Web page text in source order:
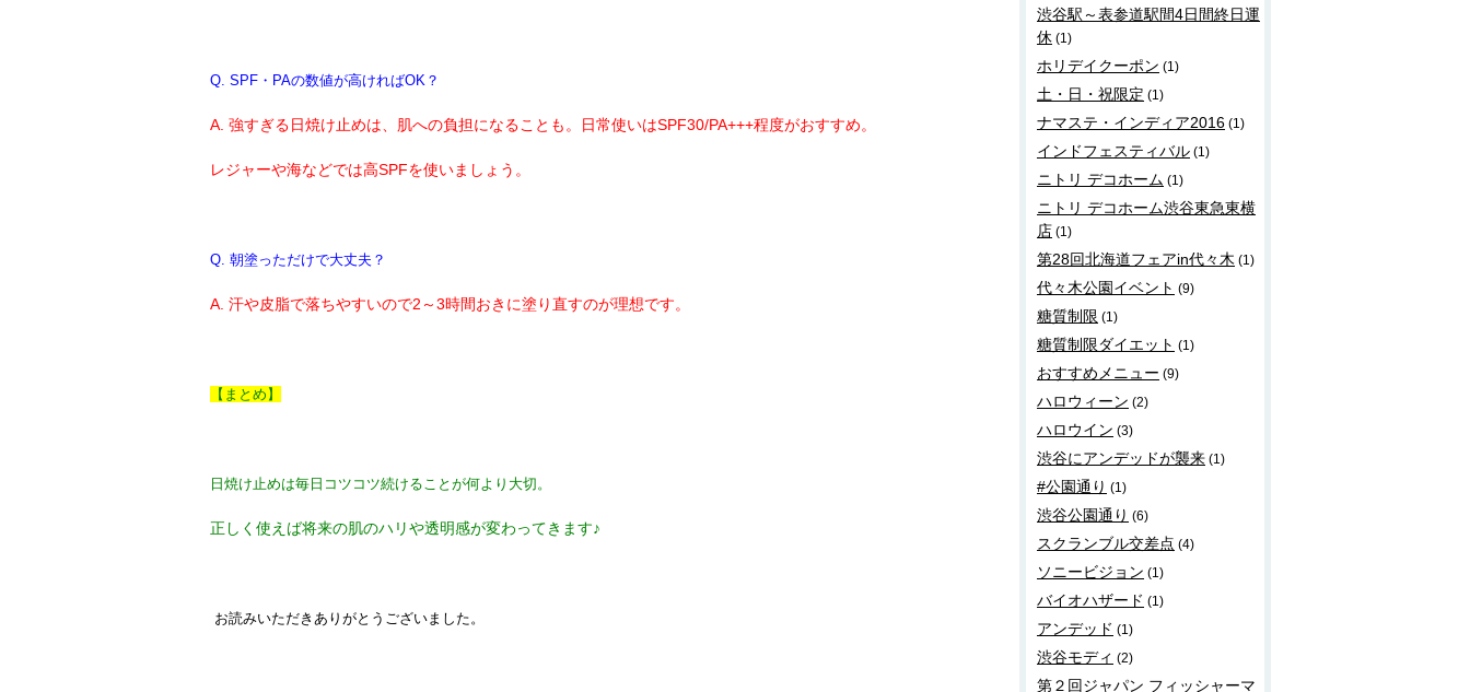
Q. SPF・PAの数値が高ければOK？
A. 強すぎる日焼け止めは、肌への負担になることも。日常使いはSPF30/PA+++程度がおすすめ。
レジャーや海などでは高SPFを使いましょう。
Q. 朝塗っただけで大丈夫？
A. 汗や皮脂で落ちやすいので2～3時間おきに塗り直すのが理想です。
【まとめ】
日焼け止めは毎日コツコツ続けることが何より大切。
正しく使えば将来の肌のハリや透明感が変わってきます♪
お読みいただきありがとうございました。
渋谷駅～表参道駅間4日間終日運
休 (1)
ホリデイクーポン (1)
土・日・祝限定 (1)
ナマステ・インディア2016 (1)
インドフェスティバル (1)
ニトリ デコホーム (1)
ニトリ デコホーム渋谷東急東横
店 (1)
第28回北海道フェアin代々木 (1)
代々木公園イベント (9)
糖質制限 (1)
糖質制限ダイエット (1)
おすすめメニュー (9)
ハロウィーン (2)
ハロウイン (3)
渋谷にアンデッドが襲来 (1)
#公園通り (1)
渋谷公園通り (6)
スクランブル交差点 (4)
ソニービジョン (1)
バイオハザード (1)
アンデッド (1)
渋谷モディ (2)
第２回ジャパン フィッシャーマ